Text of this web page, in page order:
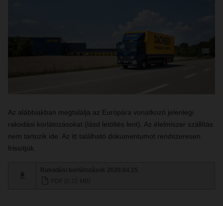
Az alábbiakban megtalálja az Európára vonatkozó jelenlegi
rakodási korlátozásokat (lásd letöltés lent). Az élelmiszer szállítás
nem tartozik ide. Az itt található dokumentumot rendszeresen
frissítjük.